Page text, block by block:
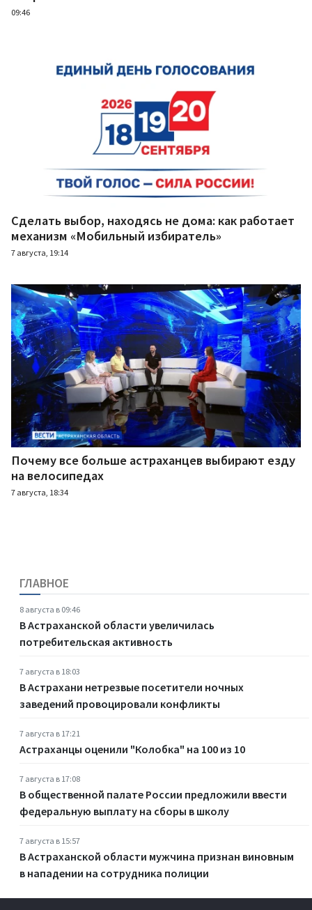
09:46
Сделать выбор, находясь не дома: как работает
механизм «Мобильный избиратель»
7 августа, 19:14
Почему все больше астраханцев выбирают езду
на велосипедах
7 августа, 18:34
ГЛАВНОЕ
8 августа в 09:46
В Астраханской области увеличилась
потребительская активность
7 августа в 18:03
В Астрахани нетрезвые посетители ночных
заведений провоцировали конфликты
7 августа в 17:21
Астраханцы оценили "Колобка" на 100 из 10
7 августа в 17:08
В общественной палате России предложили ввести
федеральную выплату на сборы в школу
7 августа в 15:57
В Астраханской области мужчина признан виновным
в нападении на сотрудника полиции